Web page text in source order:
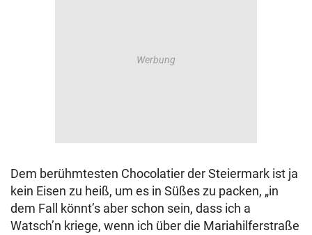
Dem berühmtesten Chocolatier der Steiermark ist ja
kein Eisen zu heiß, um es in Süßes zu packen, „in
dem Fall könnt’s aber schon sein, dass ich a
Watsch’n kriege, wenn ich über die Mariahilferstraße